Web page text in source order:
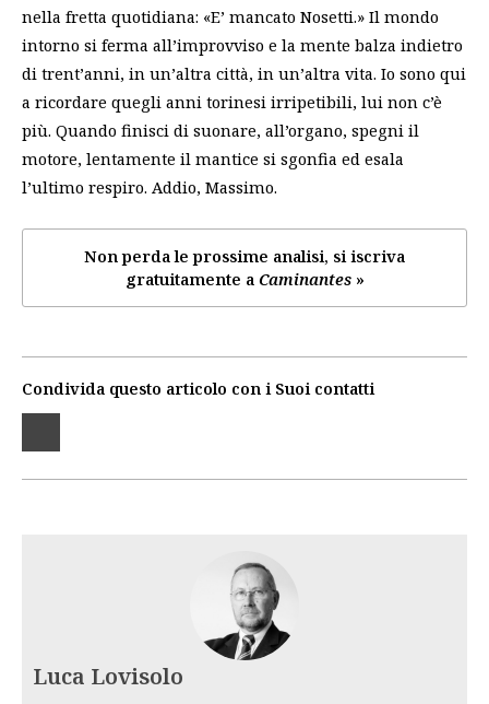
nella fretta quotidiana: «E’ mancato Nosetti.» Il mondo
intorno si ferma all’improvviso e la mente balza indietro
di trent’anni, in un’altra città, in un’altra vita. Io sono qui
a ricordare quegli anni torinesi irripetibili, lui non c’è
più. Quando finisci di suonare, all’organo, spegni il
motore, lentamente il mantice si sgonfia ed esala
l’ultimo respiro. Addio, Massimo.
Non perda le prossime analisi, si iscriva
gratuitamente a Caminantes»
Condivida questo articolo con i Suoi contatti
Luca Lovisolo